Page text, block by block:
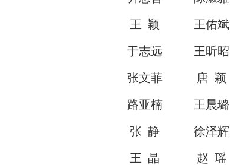
王 颖 王佑斌
于志远 王昕昭
张文菲 唐 颖
路亚楠 王晨璐
张 静 徐泽辉
王 晶 赵 瑶